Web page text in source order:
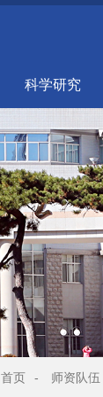
科学研究
首页 - 师资队伍